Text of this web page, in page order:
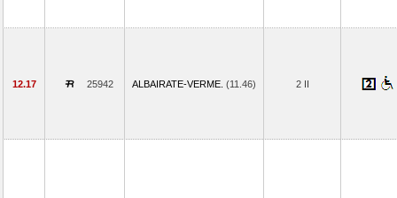
12.17 25942 ALBAIRATE-VERME. (11.46) 2 II